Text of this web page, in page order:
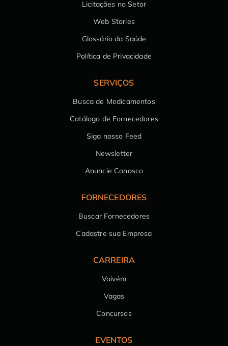
Licitações no Setor
Web Stories
Glossário da Saúde
Política de Privacidade
SERVIÇOS
Busca de Medicamentos
Catálogo de Fornecedores
Siga nosso Feed
Newsletter
Anuncie Conosco
FORNECEDORES
Buscar Fornecedores
Cadastre sua Empresa
CARREIRA
Vaivém
Vagas
Concursos
EVENTOS